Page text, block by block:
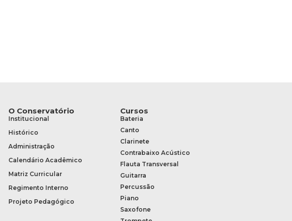
O Conservatório
Institucional
Histórico
Administração
Calendário Acadêmico
Matriz Curricular
Regimento Interno
Projeto Pedagógico
Cursos
Bateria
Canto
Clarinete
Contrabaixo Acústico
Flauta Transversal
Guitarra
Percussão
Piano
Saxofone